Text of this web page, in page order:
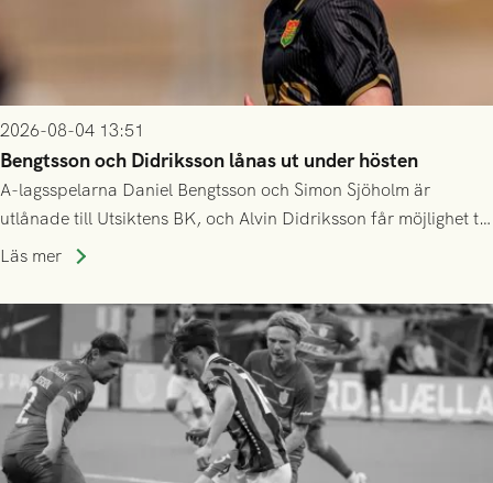
2026-08-04 13:51
Bengtsson och Didriksson lånas ut under hösten
A-lagsspelarna Daniel Bengtsson och Simon Sjöholm är
utlånade till Utsiktens BK, och Alvin Didriksson får möjlighet till
speltid i Hestrafors genom föreningssamarbete.
Läs mer